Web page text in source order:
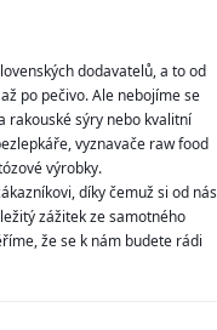
dodavatelů, a to od
po pečivo. Ale nebojíme se
rakouské sýry nebo kvalitní
vyznavače raw food
výrobky.
díky čemuž si od nás
zážitek ze samotného
že se k nám budete rádi